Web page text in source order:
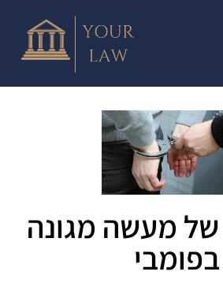
של מעשה מגונה
בפומבי